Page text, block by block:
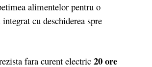
alimentelor pentru o
cu deschiderea spre
fara curent electric 20 ore